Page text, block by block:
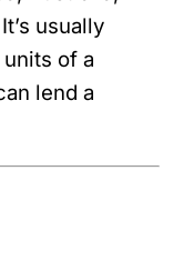
usually
of a
lend a